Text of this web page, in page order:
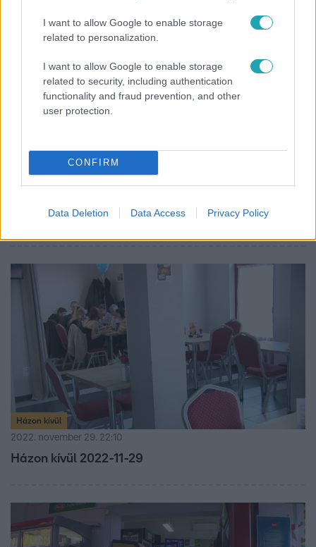
I want to allow Google to enable storage
related to personalization.
I want to allow Google to enable storage
related to security, including authentication
functionality and fraud prevention, and other
user protection.
CONFIRM
Data Deletion Data Access Privacy Policy
Házon kívül 2022-12-06
Házon kívül
2022. november 29. 22:10
Házon kívül 2022-11-29